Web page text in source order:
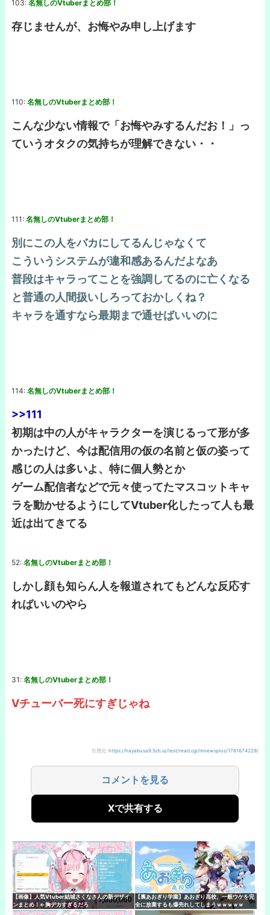
103: 名無しのVtuberまとめ部！
存じませんが、お悔やみ申し上げます
110: 名無しのVtuberまとめ部！
こんな少ない情報で「お悔やみするんだお！」っ
ていうオタクの気持ちが理解できない・・
111: 名無しのVtuberまとめ部！
別にこの人をバカにしてるんじゃなくて
こういうシステムが違和感あるんだよなあ
普段はキャラってことを強調してるのに亡くなる
と普通の人間扱いしろっておかしくね？
キャラを通すなら最期まで通せばいいのに
114: 名無しのVtuberまとめ部！
>>111
初期は中の人がキャラクターを演じるって形が多
かったけど、今は配信用の仮の名前と仮の姿って
感じの人は多いよ、特に個人勢とか
ゲーム配信者などで元々使ってたマスコットキャ
ラを動かせるようにしてVtuber化したって人も最
近は出てきてる
52: 名無しのVtuberまとめ部！
しかし顔も知らん人を報道されてもどんな反応す
ればいいのやら
31: 名無しのVtuberまとめ部！
Vチューバー死にすぎじゃね
引用元: https://hayabusa9.5ch.io/test/read.cgi/mnewsplus/1781674229/
コメントを見る
Xで共有する
【画像】人気Vtuber結城さくなさんの新デザイ
ンまとめ！←胸デカすぎるだろ
【裏あおぎり学園】あおぎり高校、一般ウケを完
全に放棄するも爆売れしてしまうｗｗｗｗｗ